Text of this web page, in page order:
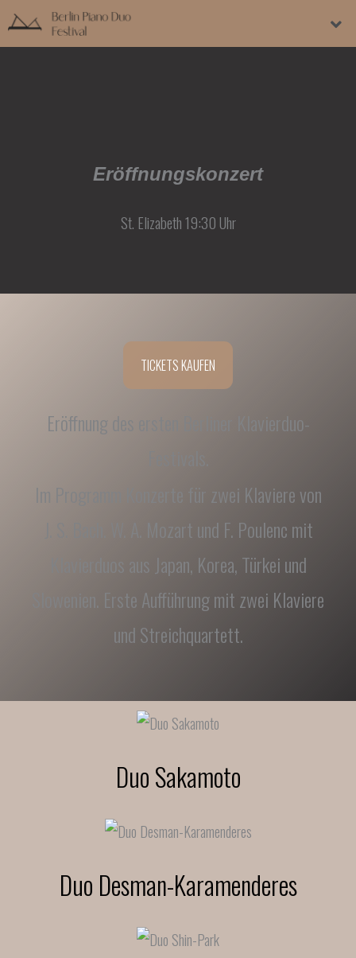
Skip
to
Eröffnungskonzert
St. Elizabeth 19:30 Uhr
TICKETS KAUFEN
Eröffnung des ersten Berliner Klavierduo-
Im Programm Konzerte für zwei Klaviere von
J. S. Bach. W. A. Mozart und F. Poulenc mit
Klavierduos aus Japan, Korea, Türkei und
Slowenien. Erste Aufführung mit zwei Klaviere
und Streichquartett.
Duo Sakamoto
Duo Desman-Karamenderes